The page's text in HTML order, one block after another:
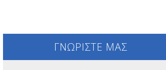
ΓΝΩΡΙΣΤΕ ΜΑΣ